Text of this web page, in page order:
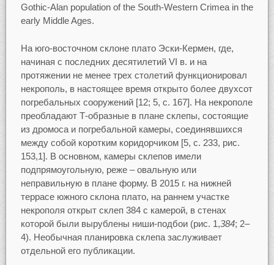
Gothic-Alan population of the South-Western Crimea in the
early Middle Ages.
На юго-восточном склоне плато Эски-Кермен, где,
начиная с последних десятилетий VI в. и на
протяжении не менее трех столетий функционировал
некрополь, в настоящее время открыто более двухсот
погребальных сооружений [12; 5, с. 167]. На некрополе
преобладают Т-образные в плане склепы, состоящие
из дромоса и погребальной камеры, соединявшихся
между собой коротким коридорчиком [5, с. 233, рис.
153,1]. В основном, камеры склепов имели
подпрямоугольную, реже – овальную или
неправильную в плане форму. В 2015 г. на нижней
террасе южного склона плато, на раннем участке
некрополя открыт склеп 384 с камерой, в стенах
которой были вырублены ниши-подбои (рис. 1,384; 2–
4). Необычная планировка склепа заслуживает
отдельной его публикации.